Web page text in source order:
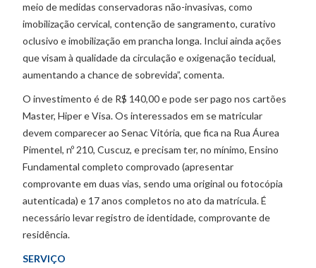
meio de medidas conservadoras não-invasivas, como
imobilização cervical, contenção de sangramento, curativo
oclusivo e imobilização em prancha longa. Inclui ainda ações
que visam à qualidade da circulação e oxigenação tecidual,
aumentando a chance de sobrevida”, comenta.
O investimento é de R$ 140,00 e pode ser pago nos cartões
Master, Hiper e Visa. Os interessados em se matricular
devem comparecer ao Senac Vitória, que fica na Rua Áurea
Pimentel, nº 210, Cuscuz, e precisam ter, no mínimo, Ensino
Fundamental completo comprovado (apresentar
comprovante em duas vias, sendo uma original ou fotocópia
autenticada) e 17 anos completos no ato da matrícula. É
necessário levar registro de identidade, comprovante de
residência.
SERVIÇO